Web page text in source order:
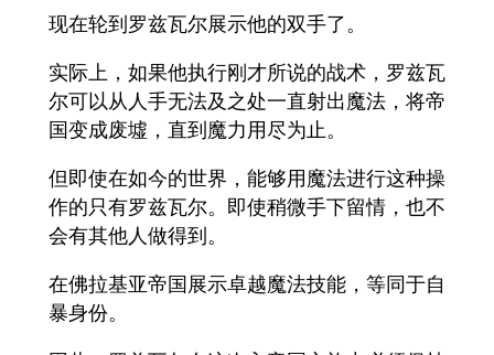
现在轮到罗兹瓦尔展示他的双手了。
实际上，如果他执行刚才所说的战术，罗兹瓦
尔可以从人手无法及之处一直射出魔法，将帝
国变成废墟，直到魔力用尽为止。
但即使在如今的世界，能够用魔法进行这种操
作的只有罗兹瓦尔。即使稍微手下留情，也不
会有其他人做得到。
在佛拉基亚帝国展示卓越魔法技能，等同于自
暴身份。